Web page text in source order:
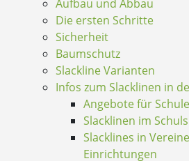
Aufbau und Abbau
Die ersten Schritte
Sicherheit
Baumschutz
Slackline Varianten
Infos zum Slacklinen in
Angebote für
Slacklinen im
Slacklines in
Einrichtungen